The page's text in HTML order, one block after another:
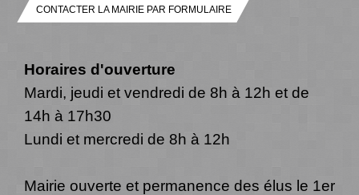
CONTACTER LA MAIRIE PAR FORMULAIRE
Horaires d'ouverture
Mardi, jeudi et vendredi de 8h à 12h et de
14h à 17h30
Lundi et mercredi de 8h à 12h
Mairie ouverte et permanence des élus le 1er